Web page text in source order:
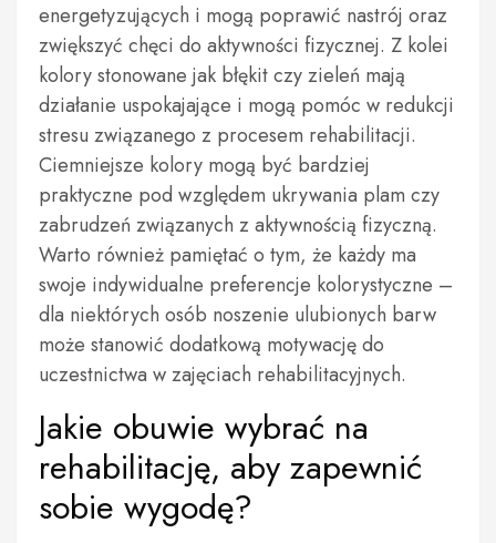
energetyzujących i mogą poprawić nastrój oraz
zwiększyć chęci do aktywności fizycznej. Z kolei
kolory stonowane jak błękit czy zieleń mają
działanie uspokajające i mogą pomóc w redukcji
stresu związanego z procesem rehabilitacji.
Ciemniejsze kolory mogą być bardziej
praktyczne pod względem ukrywania plam czy
zabrudzeń związanych z aktywnością fizyczną.
Warto również pamiętać o tym, że każdy ma
swoje indywidualne preferencje kolorystyczne –
dla niektórych osób noszenie ulubionych barw
może stanowić dodatkową motywację do
uczestnictwa w zajęciach rehabilitacyjnych.
Jakie obuwie wybrać na
rehabilitację, aby zapewnić
sobie wygodę?